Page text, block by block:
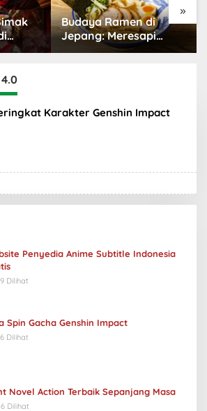
»
Budaya Kawaii Jepang:
Dunia Menggemaskan
yang Populer
Karakter Genshin Impact
Penyedia Anime Subtitle Indonesia
Dilihat
Spin Gacha Genshin Impact
Dilihat
Novel Action Terbaik Sepanjang Masa
Dilihat